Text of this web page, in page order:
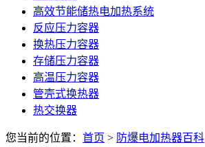
高效节能储热电加热系统
反应压力容器
换热压力容器
存储压力容器
高温压力容器
管壳式换热器
热交换器
您当前的位置： 首页 > 防爆电加热器百科